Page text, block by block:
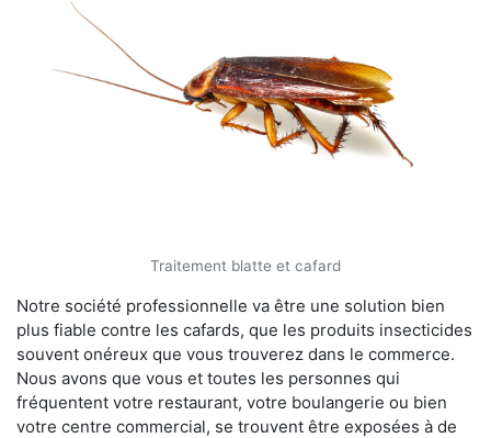
Traitement blatte et cafard
Notre société professionnelle va être une solution bien
plus fiable contre les cafards, que les produits insecticides
souvent onéreux que vous trouverez dans le commerce.
Nous avons que vous et toutes les personnes qui
fréquentent votre restaurant, votre boulangerie ou bien
votre centre commercial, se trouvent être exposées à de